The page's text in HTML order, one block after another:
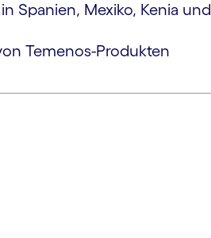
Spanien, Mexiko, Kenia
Temenos-Produkten